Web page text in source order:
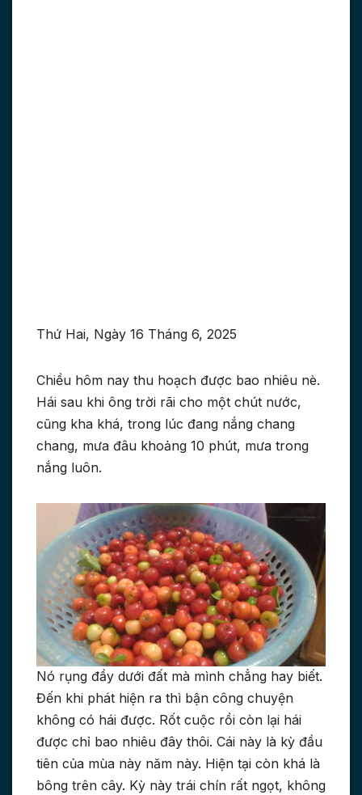
Thứ Hai, Ngày 16 Tháng 6, 2025
Chiều hôm nay thu hoạch được bao nhiêu nè.
Hái sau khi ông trời rãi cho một chút nước,
cũng kha khá, trong lúc đang nắng chang
chang, mưa đâu khoảng 10 phút, mưa trong
nắng luôn.
Nó rụng đầy dưới đất mà mình chẳng hay biết.
Đến khi phát hiện ra thì bận công chuyện
không có hái được. Rốt cuộc rồi còn lại hái
được chỉ bao nhiêu đây thôi. Cái này là kỳ đầu
tiên của mùa này năm này. Hiện tại còn khá là
bông trên cây. Kỳ này trái chín rất ngọt, không